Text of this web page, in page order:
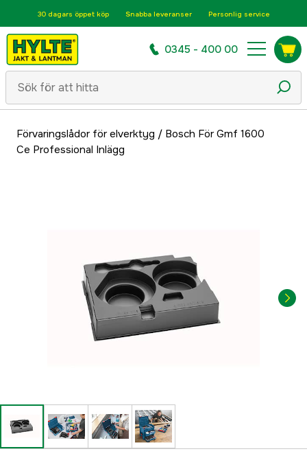
30 dagars öppet köp Snabba leveranser Personlig service
0345 - 400 00
Förvaringslådor för elverktyg / Bosch För Gmf 1600
Ce Professional Inlägg